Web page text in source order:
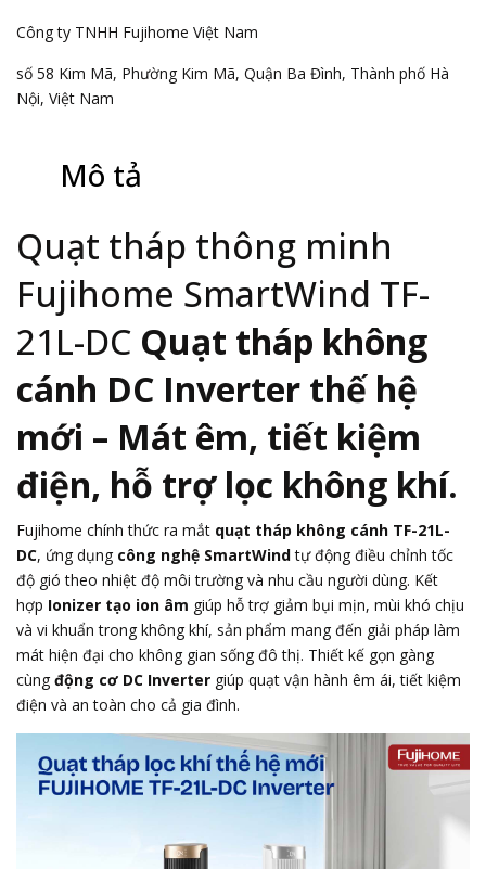
Công ty TNHH Fujihome Việt Nam
số 58 Kim Mã, Phường Kim Mã, Quận Ba Đình, Thành phố Hà
Nội, Việt Nam
Mô tả
Quạt tháp thông minh
Fujihome SmartWind TF-
21L-DC Quạt tháp không
cánh DC Inverter thế hệ
mới – Mát êm, tiết kiệm
điện, hỗ trợ lọc không khí.
Fujihome chính thức ra mắt quạt tháp không cánh TF-21L-
DC, ứng dụng công nghệ SmartWindtự động điều chỉnh tốc
độ gió theo nhiệt độ môi trường và nhu cầu người dùng. Kết
hợp Ionizer tạo ion âm giúp hỗ trợ giảm bụi mịn, mùi khó chịu
và vi khuẩn trong không khí, sản phẩm mang đến giải pháp làm
mát hiện đại cho không gian sống đô thị. Thiết kế gọn gàng
cùng động cơ DC Inverter giúp quạt vận hành êm ái, tiết kiệm
điện và an toàn cho cả gia đình.